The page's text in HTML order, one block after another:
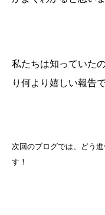
私たちは知っていた
り何より嬉しい報告で
次回のブログでは、どう
す！